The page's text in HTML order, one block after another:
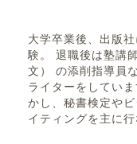
大学卒業後、出版
験。 退職後は塾講
文） の添削指導員
ライターをしてい
かし、秘書検定や
イティングを主に行